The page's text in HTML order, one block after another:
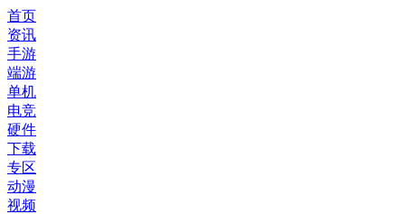
首页
资讯
手游
端游
单机
电竞
硬件
下载
专区
动漫
视频